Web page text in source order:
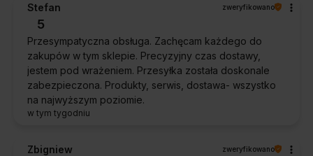
Stefan zweryfikowano
5
Przesympatyczna obsługa. Zachęcam każdego do
zakupów w tym sklepie. Precyzyjny czas dostawy,
jestem pod wrażeniem. Przesyłka została doskonale
zabezpieczona. Produkty, serwis, dostawa- wszystko
na najwyższym poziomie.
w tym tygodniu
Zbigniew zweryfikowano